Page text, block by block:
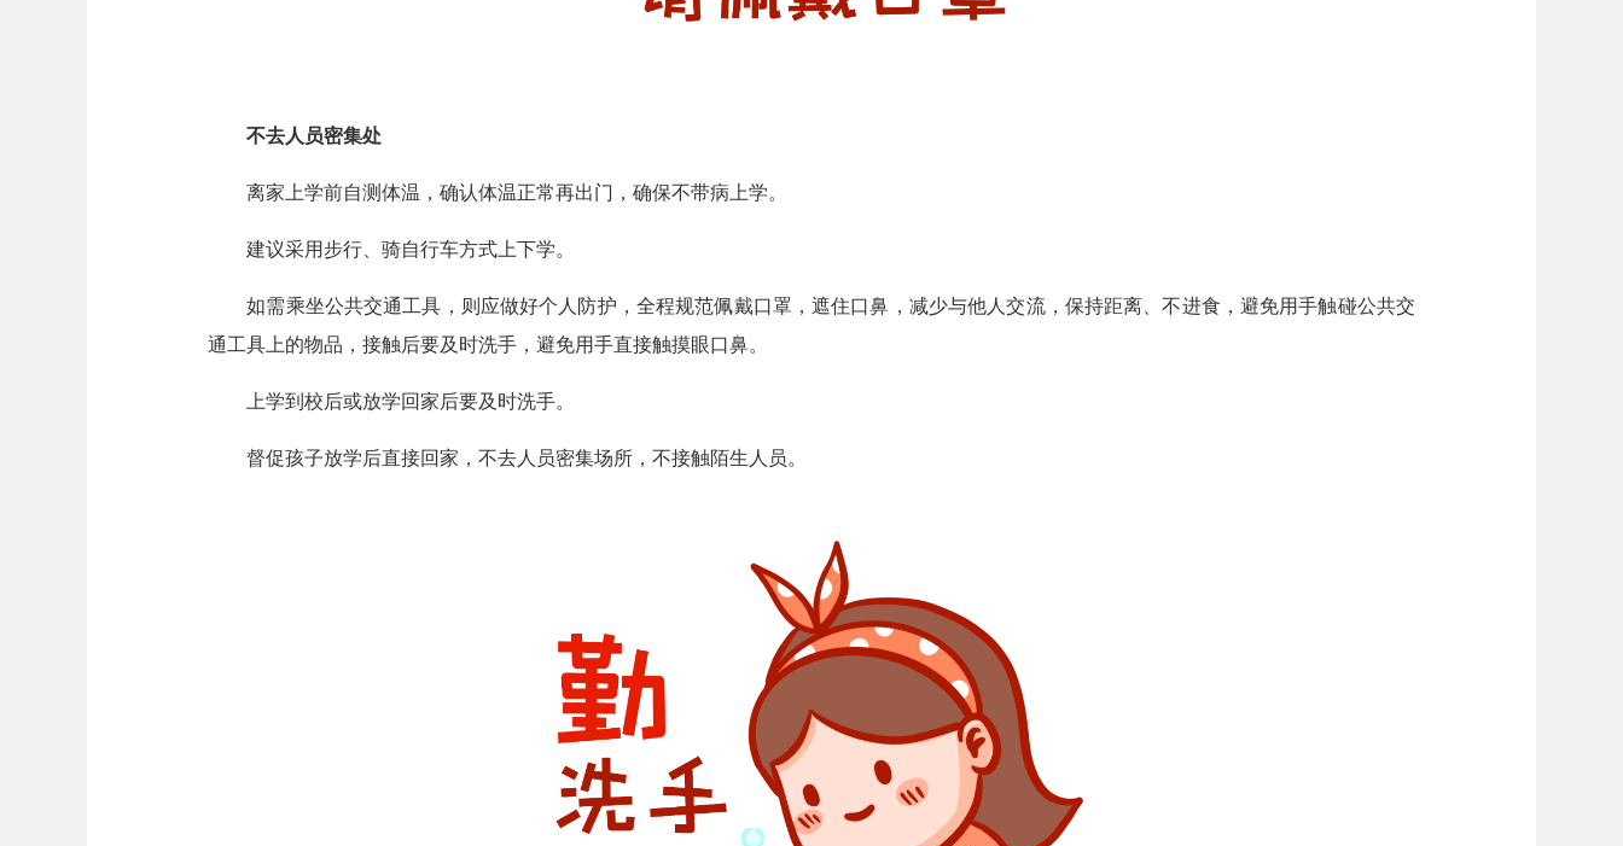
不去人员密集处
离家上学前自测体温，确认体温正常再出门，确保不带病上学。
建议采用步行、骑自行车方式上下学。
如需乘坐公共交通工具，则应做好个人防护，全程规范佩戴口罩，遮住口鼻，减少与他人交流，保持距离、不进食，避免用手触碰公共交
通工具上的物品，接触后要及时洗手，避免用手直接触摸眼口鼻。
上学到校后或放学回家后要及时洗手。
督促孩子放学后直接回家，不去人员密集场所，不接触陌生人员。